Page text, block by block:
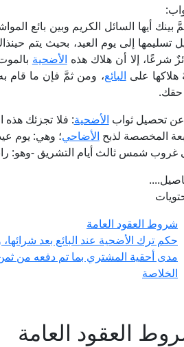
بينك أيها السائل الكريم وبين بائع
تسليمها إلى يوم العيد، بحيث يتم
شرعًا، إلا أن هلاك هذه الأضحية
هلاكها على البائع، ومن ثمَّ فإن ما قام
عن تحصيل ثواب الأضحية: فلا تجزئك هذه
المخصصة لذبح الأضاحي؛ وهي: يوم
غروب شمس ثالث أيام التشريق -وهو: رابع
شروط العقود العامة
حكم ترك الأضحية عند البائع بعد
مدى أحقية المشتري بما تم دفعه من ثمن
الخلاصة
العقود العامة